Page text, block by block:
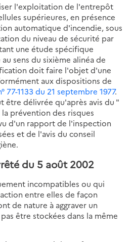
l'exploitation de l'entrepôt
supérieures, en présence
automatique d'incendie, sous
du niveau de sécurité par
une étude spécifique
sens du sixième alinéa de
doit faire l'objet d'une
aux dispositions de
77-1133 du 21 septembre 1977.
être délivrée qu'après avis du "
prévention des risques
d'un rapport de l'inspection
et de l'avis du conseil
du 5 août 2002
incompatibles ou qui
entre elles de façon
de nature à aggraver un
être stockées dans la même